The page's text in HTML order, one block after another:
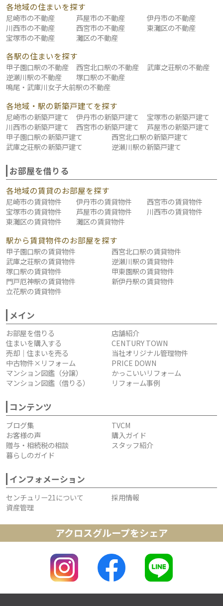
各地域の住まいを探す
尼崎市の不動産 芦屋市の不動産
伊丹市の不動産
川西市の不動産
西宮市の不動産
東灘区の不動産
宝塚市の不動産
灘区の不動産
各駅の住まいを探す
甲子園口駅の不動産 西宮北口駅の不動産
武庫之荘駅の不動産
逆瀬川駅の不動産
塚口駅の不動産
鳴尾・武庫川女子大前駅の不動産
各地域・駅の新築戸建てを探す
尼崎市の新築戸建て 伊丹市の新築戸建て
宝塚市の新築戸建て
川西市の新築戸建て
西宮市の新築戸建て
芦屋市の新築戸建て
甲子園口駅の新築戸建て
西宮北口駅の新築戸建て
武庫之荘駅の新築戸建て
逆瀬川駅の新築戸建て
お部屋を借りる
各地域の賃貸のお部屋を探す
尼崎市の賃貸物件 伊丹市の賃貸物件
西宮市の賃貸物件
宝塚市の賃貸物件
芦屋市の賃貸物件
川西市の賃貸物件
東灘区の賃貸物件
灘区の賃貸物件
駅から賃貸物件のお部屋を探す
甲子園口駅の賃貸物件
西宮北口駅の賃貸物件
武庫之荘駅の賃貸物件
逆瀬川駅の賃貸物件
塚口駅の賃貸物件
甲東園駅の賃貸物件
門戸厄神駅の賃貸物件
新伊丹駅の賃貸物件
立花駅の賃貸物件
メイン
お部屋を借りる
店舗紹介
住まいを購入する
CENTURY TOWN
売却｜住まいを売る
当社オリジナル管理物件
中古物件×リフォーム
PRICE DOWN
マンション図鑑（分譲）
かっこいいリフォーム
マンション図鑑（借りる）
リフォーム事例
コンテンツ
ブログ集
TVCM
お客様の声
購入ガイド
贈与・相続税の相談
スタッフ紹介
暮らしのガイド
インフォメーション
センチュリー21について
採用情報
資産管理
アクロスグループをシェア